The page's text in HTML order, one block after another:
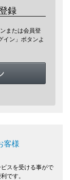
録
または会員登
イン」ボタンよ
客様
スを受ける事がで
です。